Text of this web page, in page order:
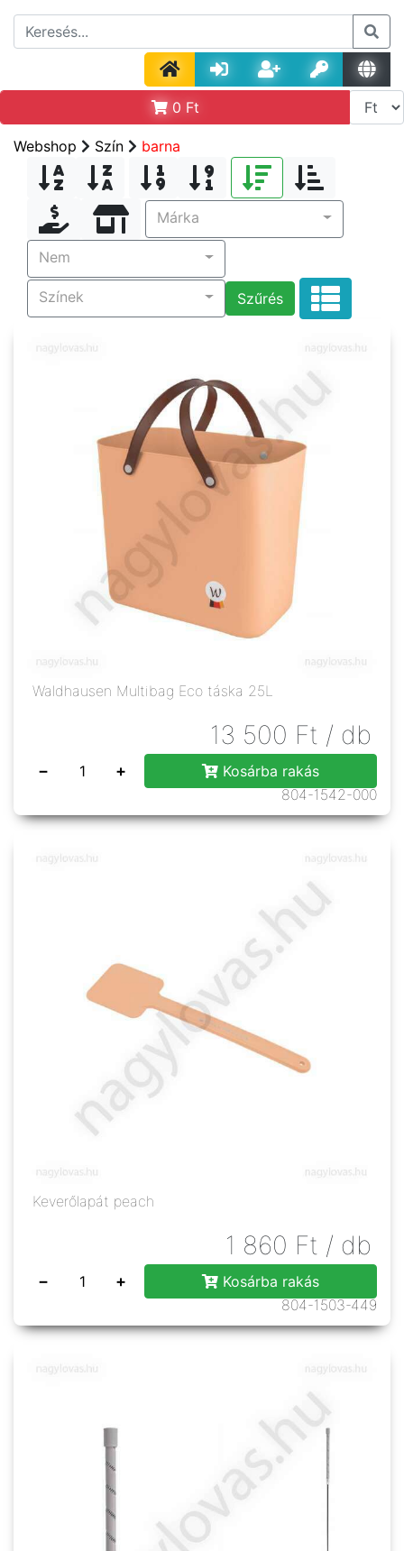
0 Ft
Webshop Szín barna
Márka
Nem
Színek Szűrés
Waldhausen Multibag Eco táska 25L
13 500 Ft / db
− +
Kosárba rakás
804-1542-000
Keverőlapát peach
1 860 Ft / db
− +
Kosárba rakás
804-1503-449